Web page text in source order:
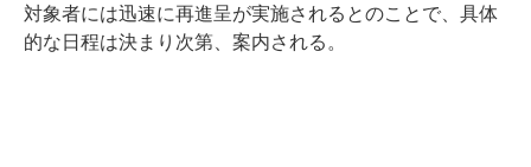
対象者には迅速に再進呈が実施されるとのことで、具体
的な日程は決まり次第、案内される。